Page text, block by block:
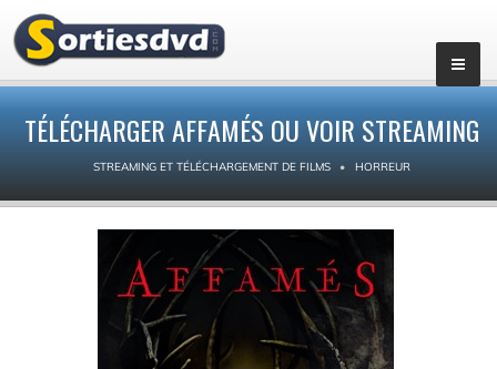
TÉLÉCHARGER AFFAMÉS OU VOIR STREAMING
STREAMING ET TÉLÉCHARGEMENT DE FILMS HORREUR